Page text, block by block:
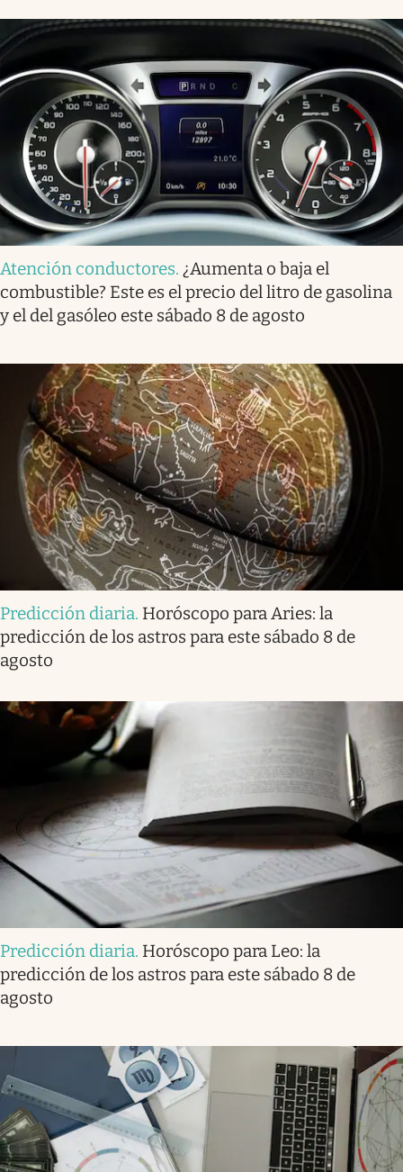
Atención conductores. ¿Aumenta o baja el
combustible? Este es el precio del litro de gasolina
y el del gasóleo este sábado 8 de agosto
Predicción diaria. Horóscopo para Aries: la
predicción de los astros para este sábado 8 de
agosto
Predicción diaria. Horóscopo para Leo: la
predicción de los astros para este sábado 8 de
agosto